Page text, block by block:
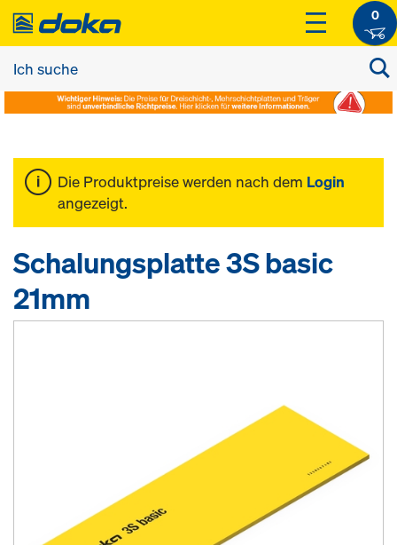
0
Die Produktpreise werden nach dem Login
angezeigt.
Schalungsplatte 3S basic
21mm